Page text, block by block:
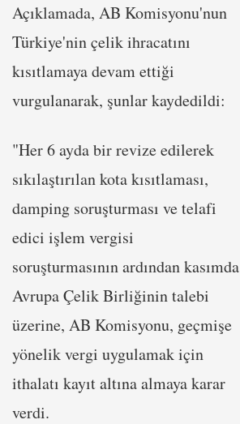
Açıklamada, AB Komisyonu'nun
Türkiye'nin çelik ihracatını
kısıtlamaya devam ettiği
vurgulanarak, şunlar kaydedildi:
"Her 6 ayda bir revize edilerek
sıkılaştırılan kota kısıtlaması,
damping soruşturması ve telafi
edici işlem vergisi
soruşturmasının ardından kasımda
Avrupa Çelik Birliğinin talebi
üzerine, AB Komisyonu, geçmişe
yönelik vergi uygulamak için
ithalatı kayıt altına almaya karar
verdi.